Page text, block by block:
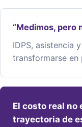
“Medimos, pero
IDPS, asistencia
transformarse en
El costo real no
trayectoria de